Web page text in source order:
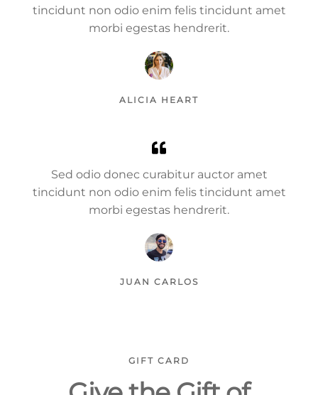
tincidunt non odio enim felis tincidunt amet
morbi egestas hendrerit.
ALICIA HEART
Sed odio donec curabitur auctor amet
tincidunt non odio enim felis tincidunt amet
morbi egestas hendrerit.
JUAN CARLOS
GIFT CARD